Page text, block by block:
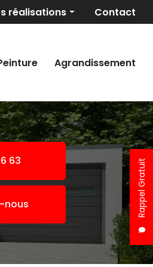
réalisations
de sols
de fer
Contact
Rappel Gratuit
Agrandissement
63
nous